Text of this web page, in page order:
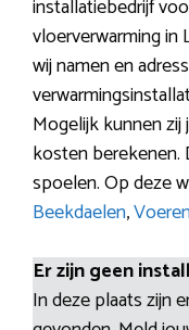
installatiebedrijf
vloerverwarming in
wij namen en
Mogelijk kunnen
kosten
spoelen. Op deze
Beekdaelen,
Er zijn geen
In deze plaats zijn